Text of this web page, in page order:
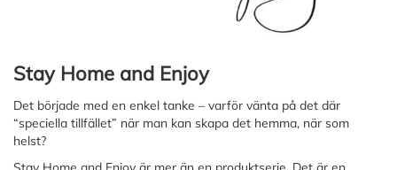
Stay Home and Enjoy
Det började med en enkel tanke – varför vänta på det där
“speciella tillfället” när man kan skapa det hemma, när som
helst?